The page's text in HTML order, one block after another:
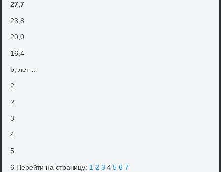
27,7
23,8
20,0
16,4
b, лет …
2
2
3
4
5
6 Перейти на страницу: 1 2 3 4 5 6 7